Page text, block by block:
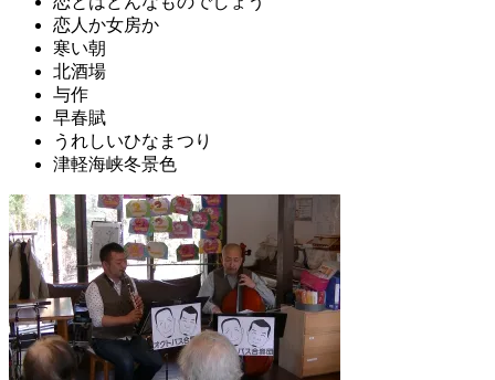
恋人か女房か
寒い朝
北酒場
与作
早春賦
うれしいひなまつり
津軽海峡冬景色